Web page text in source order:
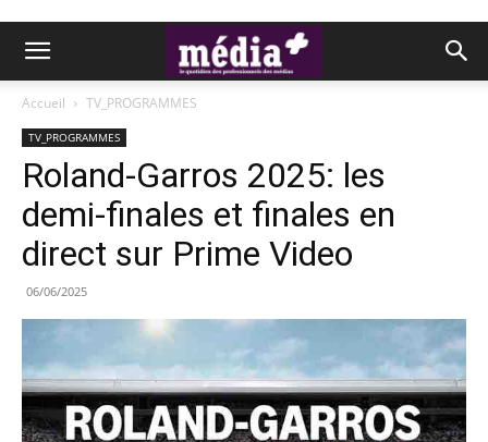
Accueil TV_PROGRAMMES
TV_PROGRAMMES
Roland-Garros 2025: les
demi-finales et finales en
direct sur Prime Video
06/06/2025